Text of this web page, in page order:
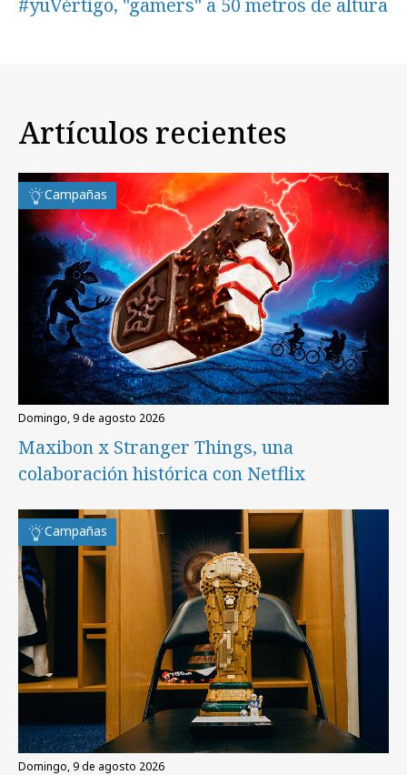
#yuVértigo, "gamers" a 50 metros de altura
Artículos recientes
Campañas
domingo, 9 de agosto 2026
Maxibon x Stranger Things, una
colaboración histórica con Netflix
Campañas
domingo, 9 de agosto 2026